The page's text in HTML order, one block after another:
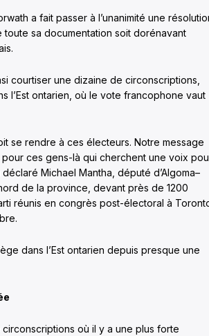
a fait passer à l’unanimité une
toute sa documentation soit dorénavant
courtiser une dizaine de circonscriptions,
l’Est ontarien, où le vote francophone vaut
se rendre à ces électeurs. Notre message
ces gens-là qui cherchent une voix
Michael Mantha, député d’Algoma–
de la province, devant près de 1200
réunis en congrès post-électoral à
dans l’Est ontarien depuis presque une
où il y a une plus forte